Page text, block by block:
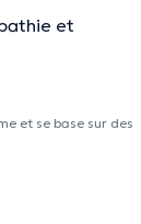
et
et se base sur des